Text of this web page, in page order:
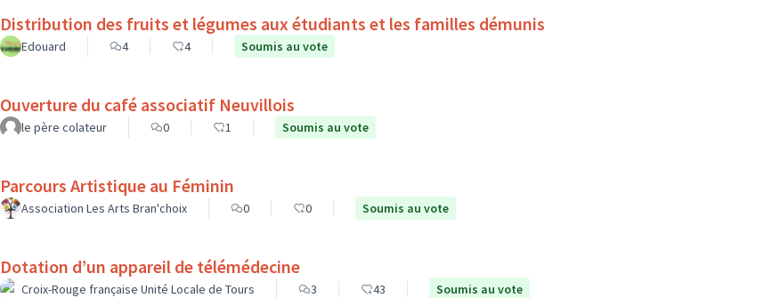
Distribution des fruits et légumes aux étudiants et les familles démunis
Edouard 4 4 Soumis au vote
Ouverture du café associatif Neuvillois
le père colateur 0 1 Soumis au vote
Parcours Artistique au Féminin
Association Les Arts Bran'choix 0 0 Soumis au vote
Dotation d’un appareil de télémédecine
Croix-Rouge française Unité Locale de Tours 3 43 Soumis au vote